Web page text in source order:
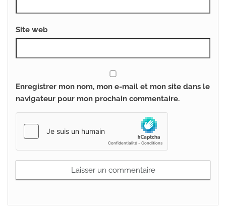
Site web
Enregistrer mon nom, mon e-mail et mon site dans le
navigateur pour mon prochain commentaire.